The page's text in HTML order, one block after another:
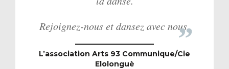
Rejoignez-nous et dansez avec nous.
L’association Arts 93 Communique/Cie
Elolonguè